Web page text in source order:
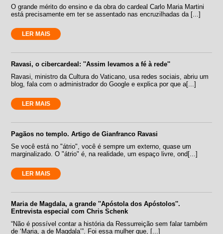
O grande mérito do ensino e da obra do cardeal Carlo Maria Martini
está precisamente em ter se assentado nas encruzilhadas da [...]
LER MAIS
Ravasi, o cibercardeal: ''Assim levamos a fé à rede''
Ravasi, ministro da Cultura do Vaticano, usa redes sociais, abriu um
blog, fala com o administrador do Google e explica por que a[...]
LER MAIS
Pagãos no templo. Artigo de Gianfranco Ravasi
Se você está no "átrio", você é sempre um externo, quase um
marginalizado. O "átrio" é, na realidade, um espaço livre, ond[...]
LER MAIS
Maria de Magdala, a grande ''Apóstola dos Apóstolos''.
Entrevista especial com Chris Schenk
“Não é possível contar a história da Ressurreição sem falar também
de ‘Maria, a de Magdala’”. Foi essa mulher que, [...]